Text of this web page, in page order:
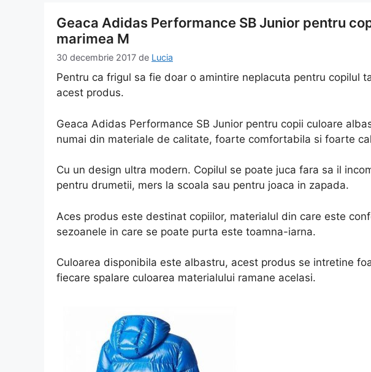
Geaca Adidas Performance SB Junior pentru
marimea M
30 decembrie 2017 de Lucia
Pentru ca frigul sa fie doar o amintire neplacuta pentru copilul
acest produs.
Geaca Adidas Performance SB Junior pentru copii culoare
numai din materiale de calitate, foarte comfortabila si foarte
Cu un design ultra modern. Copilul se poate juca fara sa il
pentru drumetii, mers la scoala sau pentru joaca in zapada.
Aces produs este destinat copiilor, materialul din care este
sezoanele in care se poate purta este toamna-iarna.
Culoarea disponibila este albastru, acest produs se intretine
fiecare spalare culoarea materialului ramane acelasi.